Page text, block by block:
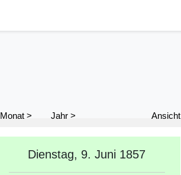
Monat > Jahr > Ansicht
Dienstag, 9. Juni 1857